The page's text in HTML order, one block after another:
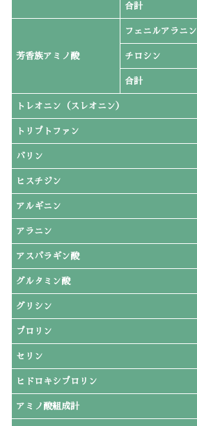
合計
芳香族アミノ酸
フェニルアラニン
チロシン
合計
トレオニン（スレオニン）
トリプトファン
バリン
ヒスチジン
アルギニン
アラニン
アスパラギン酸
グルタミン酸
グリシン
プロリン
セリン
ヒドロキシプロリン
アミノ酸組成計